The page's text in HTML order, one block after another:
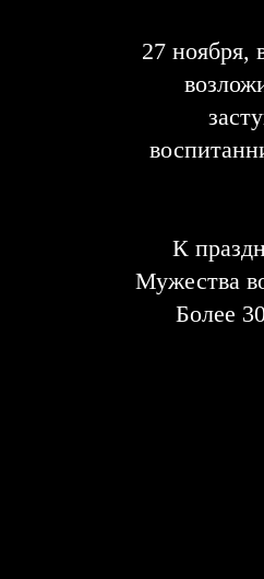
27 ноября,
К
Мужества
Более